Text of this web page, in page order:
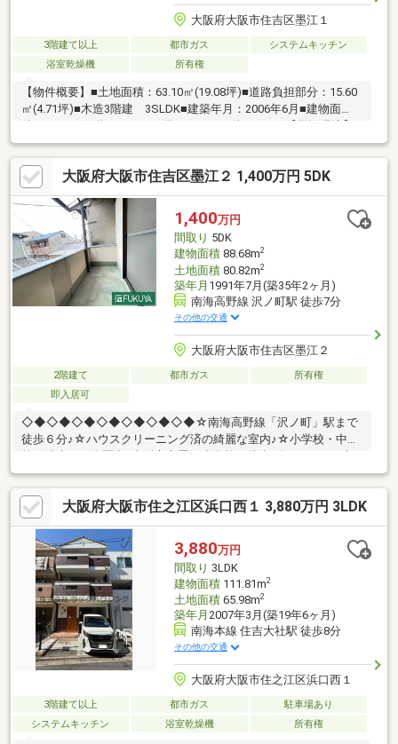
大阪府大阪市住吉区墨江１
3階建て以上 都市ガス
システムキッチン
浴室乾燥機
所有権
【物件概要】■土地面積：63.10㎡(19.08坪)■道路負担部分：15.60
㎡(4.71坪)■木造3階建 3SLDK■建築年月：2006年6月■建物面
ファミリーマート上住吉二丁目店まで約150ｍ！■カナート住吉店
まで約360ｍ！■サンディ住吉墨江店まで約360ｍ！■ほわいと保育
園住吉まで約240ｍ！■墨江幼稚園まで約480ｍ！■墨江小学校まで
約240ｍ！■墨江丘中学校まで約570ｍ！【交通アクセス】■阪堺電
気軌道上町線、阪堺電気軌道阪堺線「細井川」駅まで徒歩6分！■
南海高野線「沢ノ町」駅徒歩8分！
大阪府大阪市住吉区墨江２ 1,400万円 5DK
1,400万円
間取り 5DK
建物面積88.68m2
土地面積80.82m2
築年月 1991年7月(築35年2ヶ月)
南海高野線 沢ノ町駅 徒歩7分
その他の交通
大阪府大阪市住吉区墨江２
2階建て 都市ガス
所有権
即入居可
◇◆◇◆◇◆◇◆◇◆◇◆◇◆☆南海高野線「沢ノ町」駅まで
徒歩６分♪☆ハウスクリーニング済の綺麗な室内♪☆小学校・中学
阪市立墨江丘中学校：徒歩7分（517ｍ）・スーパーやコンビニ、
ドラッグストアなど生活に便利な施設が周辺には充実しています♪
〇サンディ住吉墨江店：徒歩5分（370ｍ）〇ファミリーマート上
住吉二丁目店：徒歩4分（300ｍ）〇スギ薬局南住吉店：徒歩16分
（1210ｍ）◇◆◇◆◇◆◇◆◇◆◇◆◇◆
大阪府大阪市住之江区浜口西１ 3,880万円 3LDK
3,880万円
間取り 3LDK
建物面積111.81m2
土地面積65.98m2
築年月 2007年3月(築19年6ヶ月)
南海本線 住吉大社駅 徒歩8分
その他の交通
大阪府大阪市住之江区浜口西１
3階建て以上 都市ガス
駐車場あり
システムキッチン
浴室乾燥機 所有権